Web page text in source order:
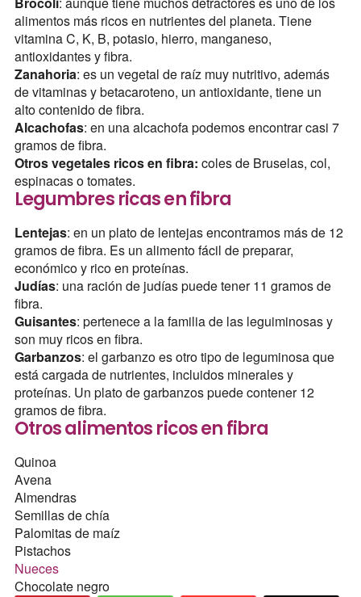
alimentos más ricos en nutrientes del planeta. Tiene
vitamina C, K, B, potasio, hierro, manganeso,
antioxidantes y fibra.
Zanahoria: es un vegetal de raíz muy nutritivo, además
de vitaminas y betacaroteno, un antioxidante, tiene un
alto contenido de fibra.
Alcachofas: en una alcachofa podemos encontrar casi 7
gramos de fibra.
Otros vegetales ricos en fibra: coles de Bruselas, col,
espinacas o tomates.
Legumbres ricas en fibra
Lentejas: en un plato de lentejas encontramos más de 12
gramos de fibra. Es un alimento fácil de preparar,
económico y rico en proteínas.
Judías: una ración de judías puede tener 11 gramos de
fibra.
Guisantes: pertenece a la familia de las leguiminosas y
son muy ricos en fibra.
Garbanzos: el garbanzo es otro tipo de leguminosa que
está cargada de nutrientes, incluidos minerales y
proteínas. Un plato de garbanzos puede contener 12
gramos de fibra.
Otros alimentos ricos en fibra
Quinoa
Avena
Almendras
Semillas de chía
Palomitas de maíz
Pistachos
Nueces
Chocolate negro